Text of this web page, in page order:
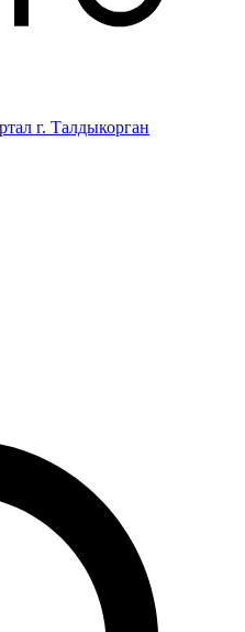
г. Талдыкорган